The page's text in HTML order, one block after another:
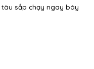
tàu sắp chạy ngay bây